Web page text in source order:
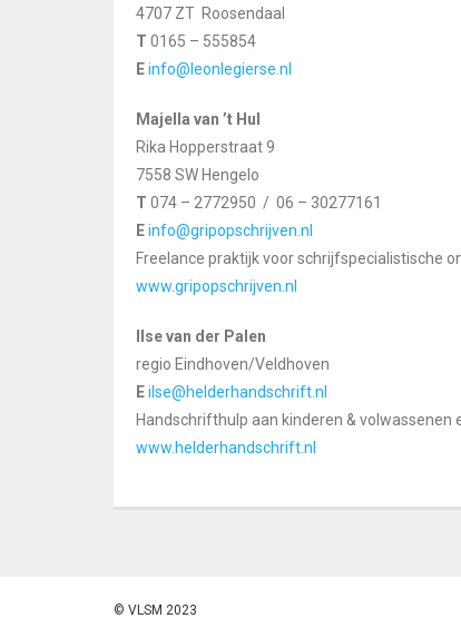
4707 ZT Roosendaal
T 0165 – 555854
Einfo@leonlegierse.nl
Majella van ’t Hul
Rika Hopperstraat 9
7558 SW Hengelo
T 074 – 2772950 / 06 – 30277161
Einfo@gripopschrijven.nl
Freelance praktijk voor schrijfspecialistische
www.gripopschrijven.nl
Ilse van der Palen
regio Eindhoven/Veldhoven
Eilse@helderhandschrift.nl
Handschrifthulp aan kinderen &
www.helderhandschrift.nl
© VLSM 2023